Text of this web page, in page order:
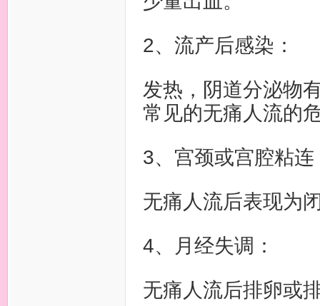
2、流产后感染：
发热，阴道分泌物
常见的无痛人流的
3、宫颈或宫腔粘连
无痛人流后表现为
4、月经失调：
无痛人流后排卵或